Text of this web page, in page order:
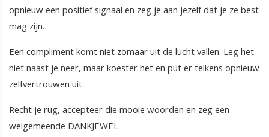
opnieuw een positief signaal en zeg je aan jezelf dat je ze best
mag zijn.
Een compliment komt niet zomaar uit de lucht vallen. Leg het
niet naast je neer, maar koester het en put er telkens opnieuw
zelfvertrouwen uit.
Recht je rug, accepteer die mooie woorden en zeg een
welgemeende DANKJEWEL.